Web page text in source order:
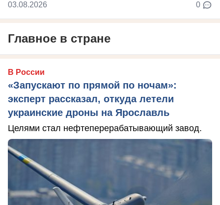
03.08.2026 0
Главное в стране
В России
«Запускают по прямой по ночам»:
эксперт рассказал, откуда летели
украинские дроны на Ярославль
Целями стал нефтеперерабатывающий завод.